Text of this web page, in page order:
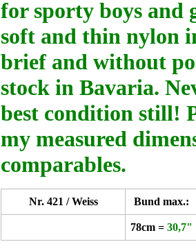
for sporty boys and
soft and thin nylon
brief and without
stock in Bavaria.
best condition still!
my measured
comparables.
Nr. 421 / Weiss Bund max.:
78cm = 30,7"